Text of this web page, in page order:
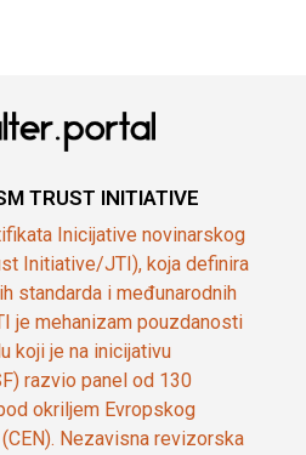
TRUST INITIATIVE
Inicijative novinarskog
Initiative/JTI), koja definira
standarda i međunarodnih
je mehanizam pouzdanosti
koji je na inicijativu
razvio panel od 130
okriljem Evropskog
Nezavisna revizorska